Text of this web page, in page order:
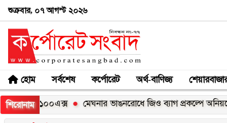
শুক্রবার, ০৭ আগস্ট ২০২৬
হোম সর্বশেষ কর্পোরেট অর্থ-বাণিজ্য
শিরোনাম
সি১০০এক্স মেঘনার ভাঙনরোধে জিও ব্যাগ প্রকল্পে অনিয়মের